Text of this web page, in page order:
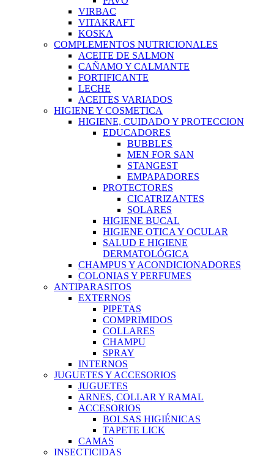
VIRBAC
VITAKRAFT
KOSKA
COMPLEMENTOS NUTRICIONALES
ACEITE DE SALMON
CAÑAMO Y CALMANTE
FORTIFICANTE
LECHE
ACEITES VARIADOS
HIGIENE Y COSMETICA
HIGIENE, CUIDADO Y PROTECCION
EDUCADORES
BUBBLES
MEN FOR SAN
STANGEST
EMPAPADORES
PROTECTORES
CICATRIZANTES
SOLARES
HIGIENE BUCAL
HIGIENE OTICA Y OCULAR
SALUD E HIGIENE
DERMATOLÓGICA
CHAMPUS Y ACONDICIONADORES
COLONIAS Y PERFUMES
ANTIPARASITOS
EXTERNOS
PIPETAS
COMPRIMIDOS
COLLARES
CHAMPU
SPRAY
INTERNOS
JUGUETES Y ACCESORIOS
JUGUETES
ARNES, COLLAR Y RAMAL
ACCESORIOS
BOLSAS HIGIÉNICAS
TAPETE LICK
CAMAS
INSECTICIDAS